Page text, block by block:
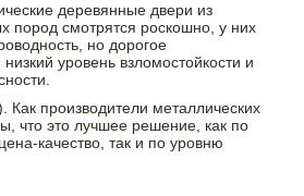
деревянные двери из
пород смотрятся роскошно, у них
но дорогое
уровень взломостойкости и
Как производители металлических
что это лучшее решение, как по
качество, так и по уровню